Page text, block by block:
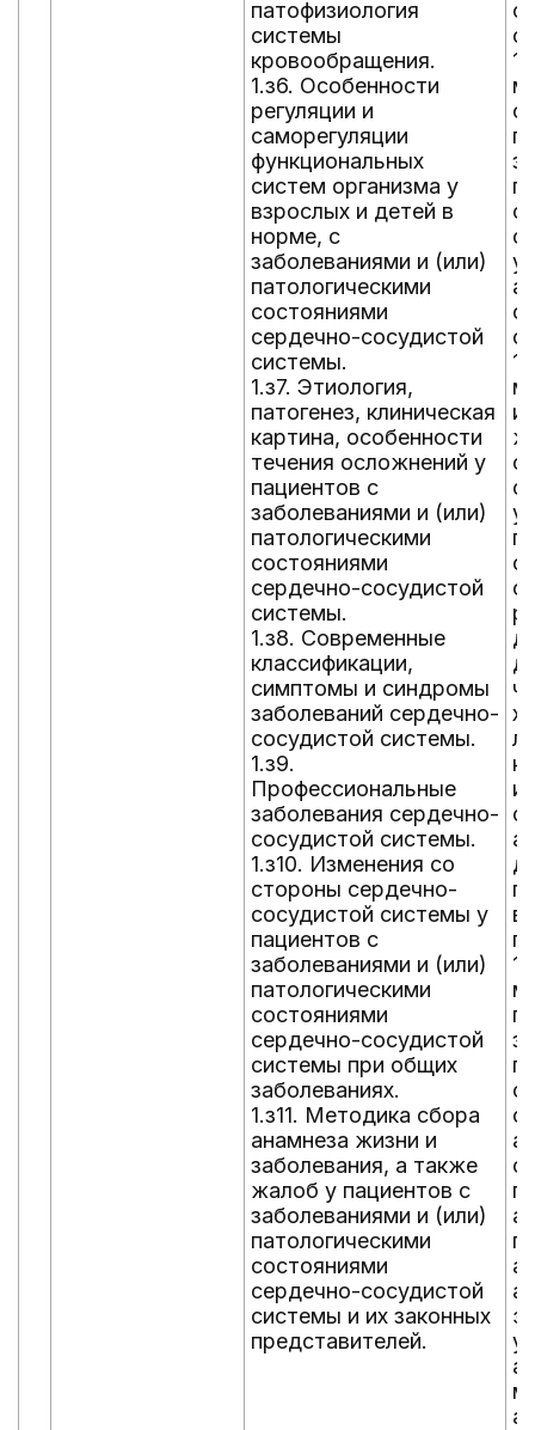
патофизиология
системы
кровообращения.
1.з6. Особенности
регуляции и
саморегуляции
функциональных
систем организма у
взрослых и детей в
норме, с
заболеваниями и (или)
патологическими
состояниями
сердечно-сосудистой
системы.
1.з7. Этиология,
патогенез, клиническая
картина, особенности
течения осложнений у
пациентов с
заболеваниями и (или)
патологическими
состояниями
сердечно-сосудистой
системы.
1.з8. Современные
классификации,
симптомы и синдромы
заболеваний сердечно-
сосудистой системы.
1.з9.
Профессиональные
заболевания сердечно-
сосудистой системы.
1.з10. Изменения со
стороны сердечно-
сосудистой системы у
пациентов с
заболеваниями и (или)
патологическими
состояниями
сердечно-сосудистой
системы при общих
заболеваниях.
1.з11. Методика сбора
анамнеза жизни и
заболевания, а также
жалоб у пациентов с
заболеваниями и (или)
патологическими
состояниями
сердечно-сосудистой
системы и их законных
представителей.
и